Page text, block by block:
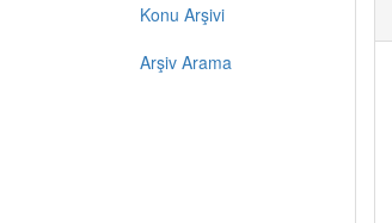
Konu Arşivi
Arşiv Arama